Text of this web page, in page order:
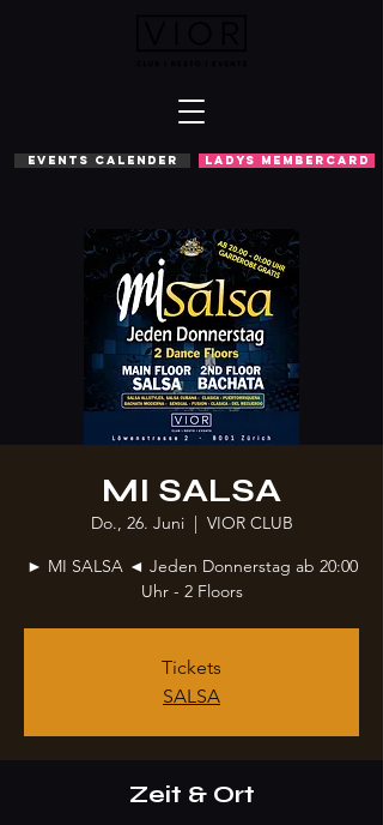
EVENTS CALENDER LADYS MEMBERCARD
MI SALSA
Do., 26. Juni
  |
VIOR CLUB
► MI SALSA ◄ Jeden Donnerstag ab 20:00
Uhr - 2 Floors
Tickets
SALSA
Zeit & Ort